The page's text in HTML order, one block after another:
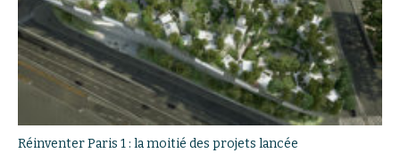
Réinventer Paris 1 : la moitié des projets lancée